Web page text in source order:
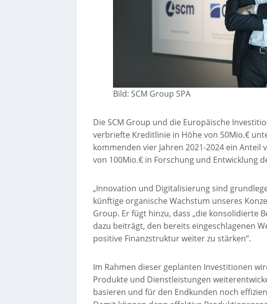
Bild: SCM Group SPA
Die SCM Group und die Europäische
verbriefte Kreditlinie in Höhe von 50Mio.€
kommenden vier Jahren 2021-2024 ein
von 100Mio.€ in Forschung und Entwicklung
„Innovation und Digitalisierung sind
künftige organische Wachstum unseres
Group. Er fügt hinzu, dass „die konsolidierte
dazu beiträgt, den bereits eingeschlagenen
positive Finanzstruktur weiter zu stärken“.
Im Rahmen dieser geplanten Investitionen
Produkte und Dienstleistungen
basieren und für den Endkunden noch